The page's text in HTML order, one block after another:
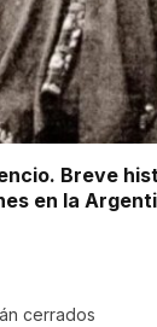
Breve
en la
cerrados